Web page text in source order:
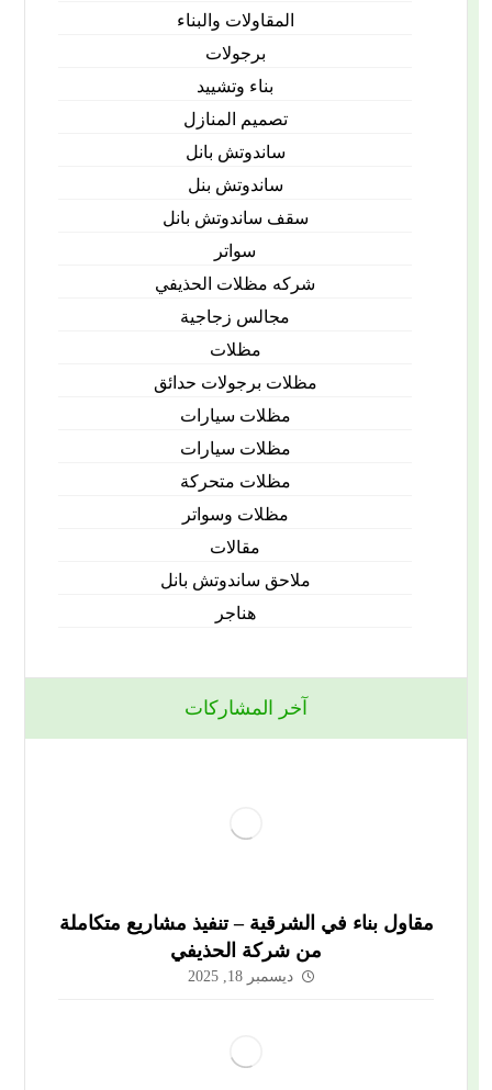
المقاولات والبناء
برجولات
بناء وتشييد
تصميم المنازل
ساندوتش بانل
ساندوتش بنل
سقف ساندوتش بانل
سواتر
شركه مظلات الحذيفي
مجالس زجاجية
مظلات
مظلات برجولات حدائق
مظلات سيارات
مظلات سيارات
مظلات متحركة
مظلات وسواتر
مقالات
ملاحق ساندوتش بانل
هناجر
آخر المشاركات
مقاول بناء في الشرقية – تنفيذ مشاريع متكاملة
من شركة الحذيفي
ديسمبر 18, 2025